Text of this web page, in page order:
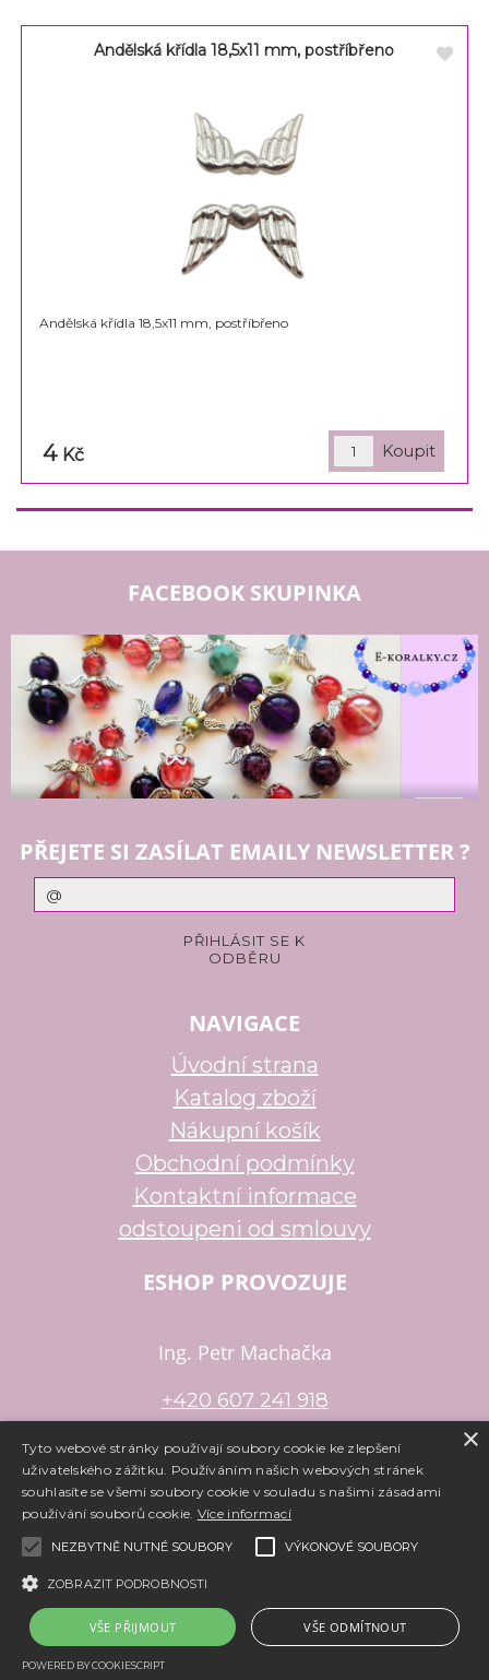
Andělská křídla 18,5x11 mm, postříbřeno
Andělská křídla 18,5x11 mm, postříbřeno
4 Kč
FACEBOOK SKUPINKA
PŘEJETE SI ZASÍLAT EMAILY NEWSLETTER ?
NAVIGACE
Úvodní strana
Katalog zboží
Nákupní košík
Obchodní podmínky
Kontaktní informace
odstoupeni od smlouvy
ESHOP PROVOZUJE
Ing. Petr Machačka
+420 607 241 918
petr.machacka@email.cz
e-shopuapronájem e-shopu Shop5.cz
×
Tyto webové stránky používají soubory cookie ke zlepšení
uživatelského zážitku. Používáním našich webových stránek
souhlasíte se všemi soubory cookie v souladu s našimi zásadami
používání souborů cookie. Více informací
NEZBYTNĚ NUTNÉ SOUBORY VÝKONOVÉ SOUBORY
ZOBRAZIT PODROBNOSTI
VŠE PŘIJMOUT VŠE ODMÍTNOUT
POWERED BY COOKIESCRIPT